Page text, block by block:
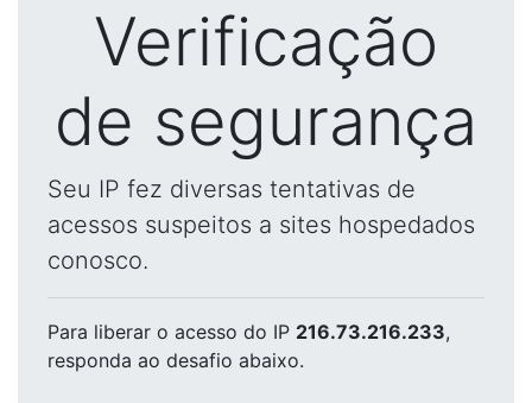
Verificação
de segurança
Seu IP fez diversas tentativas de
acessos suspeitos a sites hospedados
conosco.
Para liberar o acesso do IP 216.73.216.233,
responda ao desafio abaixo.